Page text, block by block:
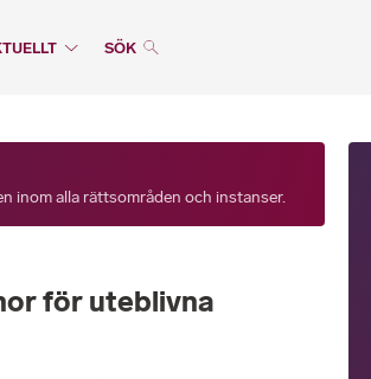
SÖK
inom alla rättsområden och instanser.
för uteblivna